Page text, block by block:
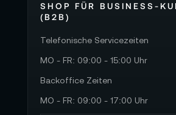
SHOP FÜR BUSINESS-
(B2B)
Telefonische Servicezeiten
MO - FR: 09:00 - 15:00 Uhr
Backoffice Zeiten
MO - FR: 09:00 - 17:00 Uhr